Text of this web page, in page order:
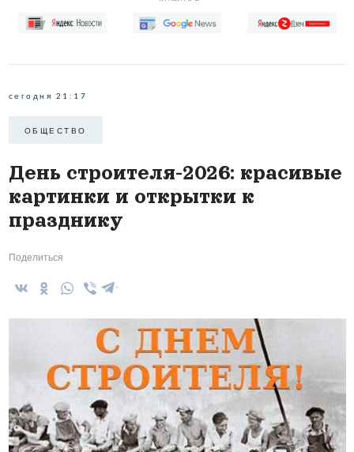
сегодня 21:17
ОБЩЕСТВО
День строителя-2026: красивые
картинки и открытки к
празднику
Поделиться